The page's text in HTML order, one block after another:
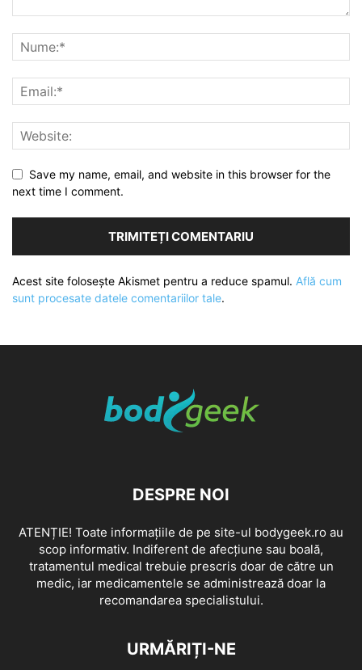
Save my name, email, and website in this browser for the
next time I comment.
Acest site folosește Akismet pentru a reduce spamul. Află cum
sunt procesate datele comentariilor tale.
DESPRE NOI
ATENȚIE! Toate informațiile de pe site-ul bodygeek.ro au
scop informativ. Indiferent de afecțiune sau boală,
tratamentul medical trebuie prescris doar de către un
medic, iar medicamentele se administrează doar la
recomandarea specialistului.
URMĂRIȚI-NE